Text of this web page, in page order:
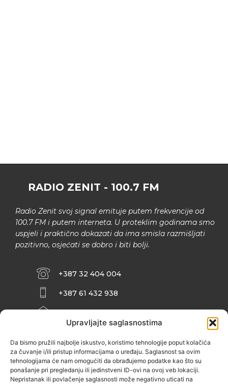
Upravljajte saglasnostima
Da bismo pružili najbolje iskustvo, koristimo tehnologije poput kolačića
za čuvanje i/ili pristup informacijama o uređaju. Saglasnost sa ovim
tehnologijama će nam omogućiti da obrađujemo podatke kao što su
ponašanje pri pregledanju ili jedinstveni ID-ovi na ovoj veb lokaciji.
Nepristanak ili povlačenje saglasnosti može negativno uticati na
RADIO ZENIT - 100.7 FM
Radio Zenit svoj signal emituje putem frekvencije od
100.7 FM i putem interneta. U proteklim godinama smo
uspjeli i praktično dokazati da ima smisla razmišljati
pozitivno, osjećati se dobro i biti bolji.
+387 32 404 004
+387 61 432 938
INFO@ZENIT.BA
ZENIČANKA, 3. SPRAT), 72000 ZENICA